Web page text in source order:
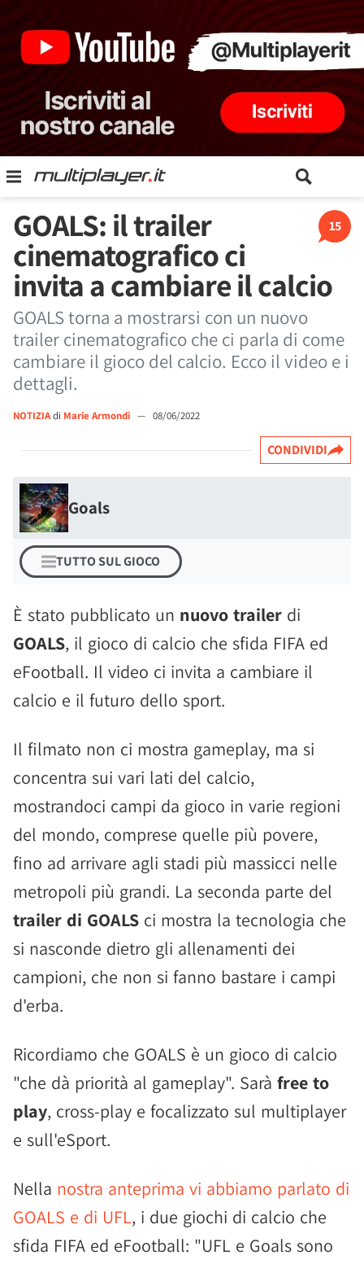
15
GOALS: il trailer
cinematografico ci
invita a cambiare il calcio
GOALS torna a mostrarsi con un nuovo
trailer cinematografico che ci parla di come
cambiare il gioco del calcio. Ecco il video e i
dettagli.
NOTIZIAdi Marie Armondi — 08/06/2022
CONDIVIDI
Goals
TUTTO SUL GIOCO
È stato pubblicato un nuovo trailer di
GOALS, il gioco di calcio che sfida FIFA ed
eFootball. Il video ci invita a cambiare il
calcio e il futuro dello sport.
Il filmato non ci mostra gameplay, ma si
concentra sui vari lati del calcio,
mostrandoci campi da gioco in varie regioni
del mondo, comprese quelle più povere,
fino ad arrivare agli stadi più massicci nelle
metropoli più grandi. La seconda parte del
trailer di GOALS ci mostra la tecnologia che
si nasconde dietro gli allenamenti dei
campioni, che non si fanno bastare i campi
d'erba.
Ricordiamo che GOALS è un gioco di calcio
"che dà priorità al gameplay". Sarà free to
play, cross-play e focalizzato sul multiplayer
e sull'eSport.
Nella nostra anteprima vi abbiamo parlato di
GOALS e di UFL, i due giochi di calcio che
sfida FIFA ed eFootball: "UFL e Goals sono